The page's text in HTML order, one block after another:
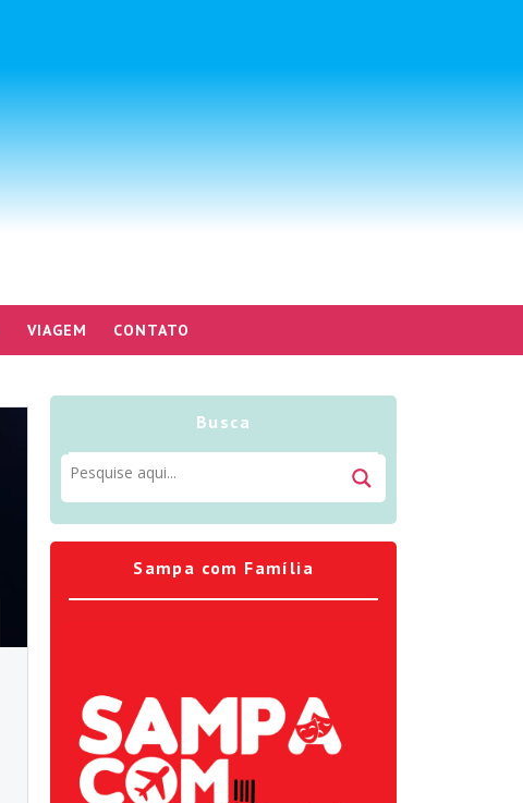
VIAGEM CONTATO
Busca
Sampa com Família